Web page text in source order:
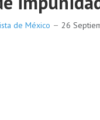
de México 26